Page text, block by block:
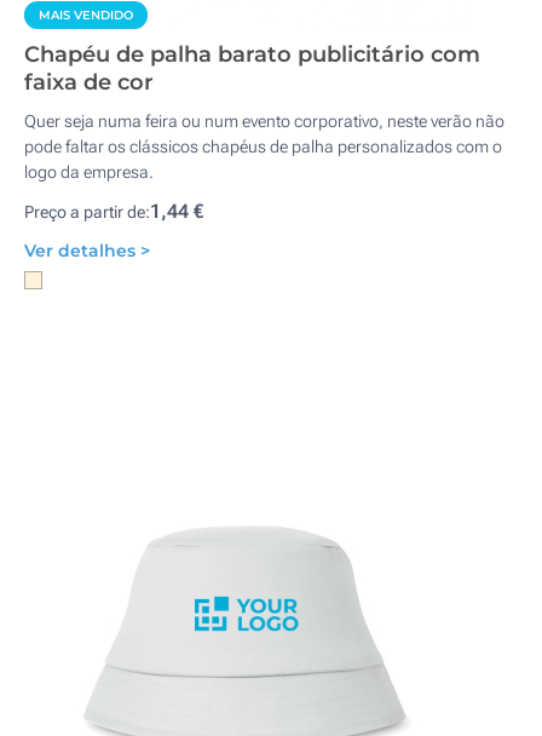
MAIS VENDIDO
Chapéu de palha barato publicitário com
faixa de cor
Quer seja numa feira ou num evento corporativo, neste verão não
pode faltar os clássicos chapéus de palha personalizados com o
logo da empresa.
Preço a partir de:1,44 €
Ver detalhes >